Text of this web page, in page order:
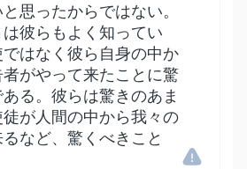
思ったからではない。
彼らもよく知ってい
はなく彼ら自身の中か
がやって来たことに驚
る。彼らは驚きのあま
徒が人間の中から我々の
など、驚くべきこと